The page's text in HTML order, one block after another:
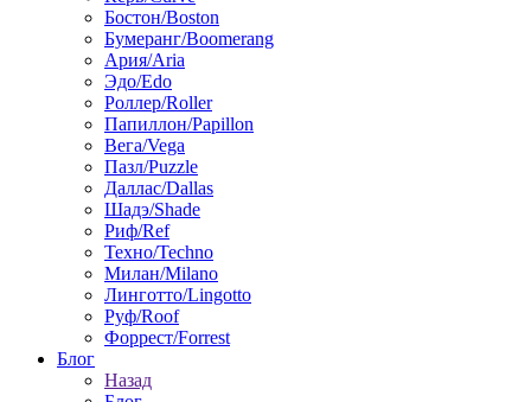
Бостон/Boston
Бумеранг/Boomerang
Ария/Aria
Эдо/Edo
Роллер/Roller
Папиллон/Papillon
Вега/Vega
Пазл/Puzzle
Даллас/Dallas
Шадэ/Shade
Риф/Ref
Техно/Techno
Милан/Milano
Линготто/Lingotto
Руф/Roof
Форрест/Forrest
Блог
Назад